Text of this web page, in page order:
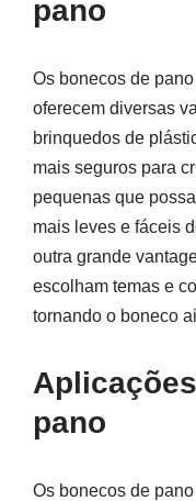
pano
Os bonecos de
oferecem diversas
brinquedos de
mais seguros para
pequenas que
mais leves e fáceis
outra grande
escolham temas e
tornando o boneco
pano
Os bonecos de